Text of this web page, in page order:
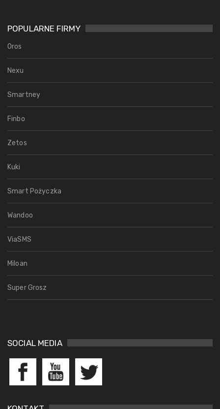
POPULARNE FIRMY
Oros
Nexu
Smartney
Finbo
Zetos
Kuki
Smart Pożyczka
Wandoo
ViaSMS
Miloan
Super Grosz
SOCIAL MEDIA